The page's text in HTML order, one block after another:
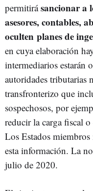
permitirásancionar a
asesores, contables,
oculten planes de
en cuya elaboración
intermediarios estarán
autoridades tributarias
transfronterizo que
sospechosos, por
reducir la carga fiscal o
Los Estados
esta información. La
julio de 2020.